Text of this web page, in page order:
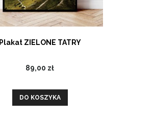
Plakat ZIELONE TATRY
89,00 zł
DO KOSZYKA